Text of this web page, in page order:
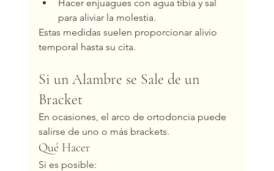
Hacer enjuagues con agua tibia y sal
para aliviar la molestia.
Estas medidas suelen proporcionar alivio
temporal hasta su cita.
Si un Alambre se Sale de un
Bracket
En ocasiones, el arco de ortodoncia puede
salirse de uno o más brackets.
Qué Hacer
Si es posible: